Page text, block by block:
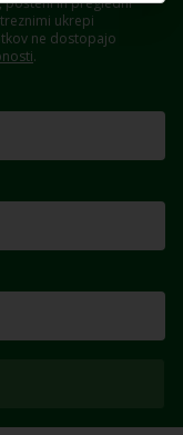
ukrepi
ne dostopajo
.